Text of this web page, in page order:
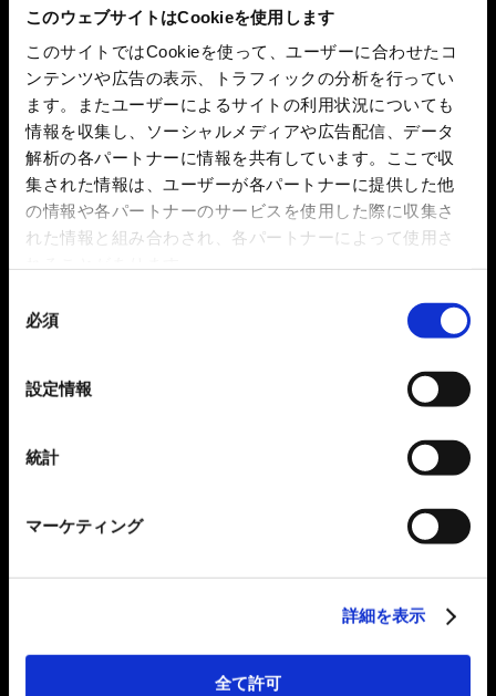
このウェブサイトはCookieを使用します
このサイトではCookieを使って、ユーザーに合わせたコ
ンテンツや広告の表示、トラフィックの分析を行ってい
ます。またユーザーによるサイトの利用状況についても
情報を収集し、ソーシャルメディアや広告配信、データ
解析の各パートナーに情報を共有しています。ここで収
集された情報は、ユーザーが各パートナーに提供した他
の情報や各パートナーのサービスを使用した際に収集さ
れた情報と組み合わされ、各パートナーによって使用さ
必須
設定情報
統計
マーケティング
詳細を表示
全て許可